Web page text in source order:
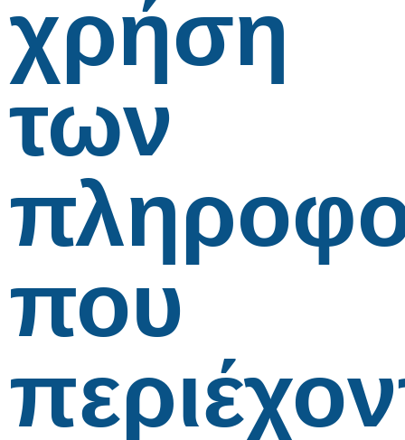
χρήση
των
που